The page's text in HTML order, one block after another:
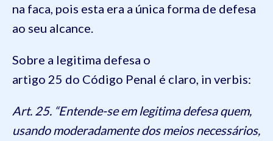
na faca, pois esta era a única forma de defesa
ao seu alcance.
Sobre a legitima defesa o
artigo 25 do Código Penal é claro, in verbis:
Art. 25. “Entende-se em legitima defesa quem,
usando moderadamente dos meios necessários,